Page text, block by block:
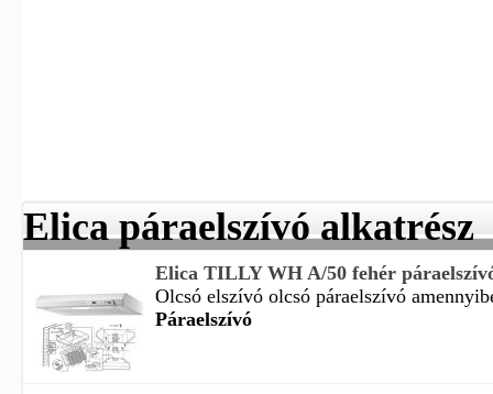
Elica páraelszívó alkatrész
Elica TILLY WH A/50 fehér
Olcsó elszívó olcsó páraelszívó
Páraelszívó